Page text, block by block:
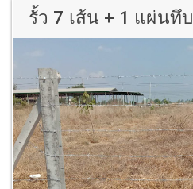
รั้ว 7 เส้น + 1 แผ่นทึบ